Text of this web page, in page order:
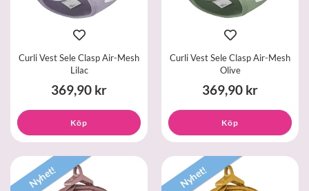
Curli Vest Sele Clasp Air-Mesh
Lilac
369,90 kr
Köp
Curli Vest Sele Clasp Air-Mesh
Olive
369,90 kr
Köp
Nyhet! Nyhet!